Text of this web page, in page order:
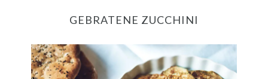
GEBRATENE ZUCCHINI